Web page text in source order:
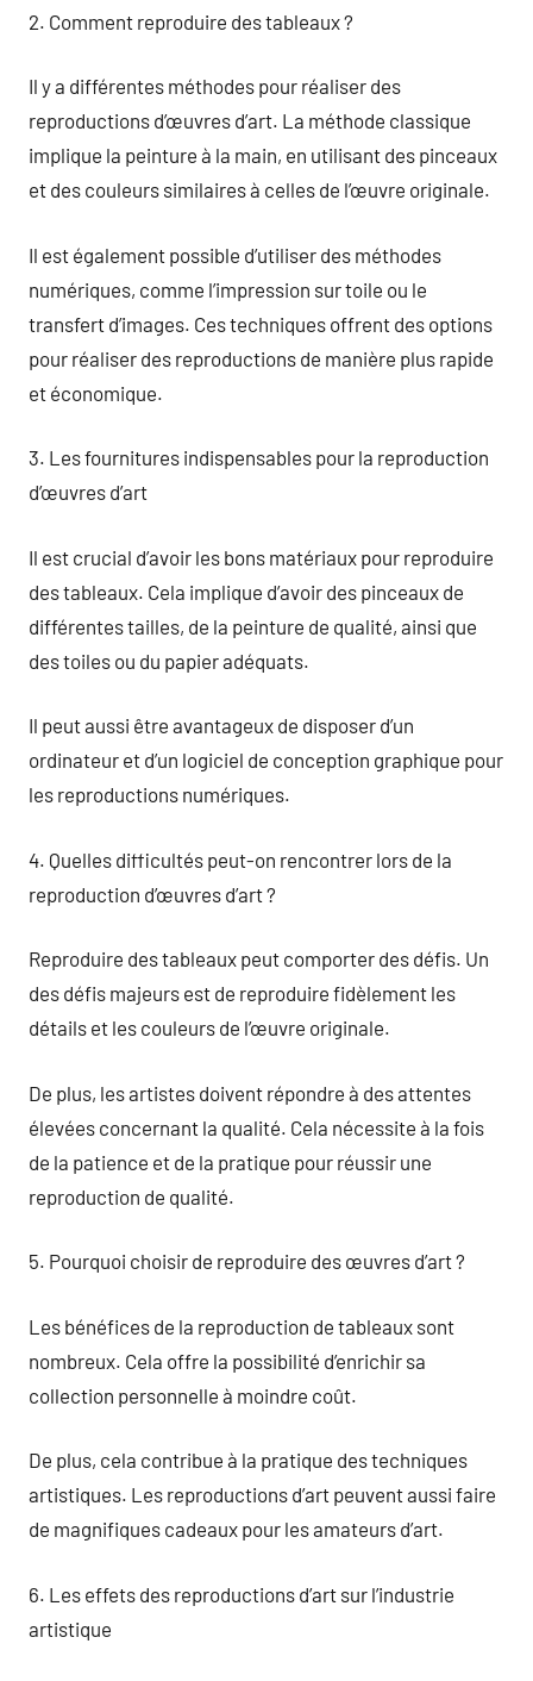
2. Comment reproduire des tableaux ?
Il y a différentes méthodes pour réaliser des
reproductions d’œuvres d’art. La méthode classique
implique la peinture à la main, en utilisant des pinceaux
et des couleurs similaires à celles de l’œuvre originale.
Il est également possible d’utiliser des méthodes
numériques, comme l’impression sur toile ou le
transfert d’images. Ces techniques offrent des options
pour réaliser des reproductions de manière plus rapide
et économique.
3. Les fournitures indispensables pour la reproduction
d’œuvres d’art
Il est crucial d’avoir les bons matériaux pour reproduire
des tableaux. Cela implique d’avoir des pinceaux de
différentes tailles, de la peinture de qualité, ainsi que
des toiles ou du papier adéquats.
Il peut aussi être avantageux de disposer d’un
ordinateur et d’un logiciel de conception graphique pour
les reproductions numériques.
4. Quelles difficultés peut-on rencontrer lors de la
reproduction d’œuvres d’art ?
Reproduire des tableaux peut comporter des défis. Un
des défis majeurs est de reproduire fidèlement les
détails et les couleurs de l’œuvre originale.
De plus, les artistes doivent répondre à des attentes
élevées concernant la qualité. Cela nécessite à la fois
de la patience et de la pratique pour réussir une
reproduction de qualité.
5. Pourquoi choisir de reproduire des œuvres d’art ?
Les bénéfices de la reproduction de tableaux sont
nombreux. Cela offre la possibilité d’enrichir sa
collection personnelle à moindre coût.
De plus, cela contribue à la pratique des techniques
artistiques. Les reproductions d’art peuvent aussi faire
de magnifiques cadeaux pour les amateurs d’art.
6. Les effets des reproductions d’art sur l’industrie
artistique